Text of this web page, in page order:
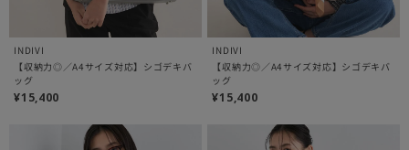
INDIVI
【収納力◎／A4サイズ対応】シゴデキバ
ッグ
¥15,400
INDIVI
【収納力◎／A4サイズ対応】シゴデキバ
ッグ
¥15,400